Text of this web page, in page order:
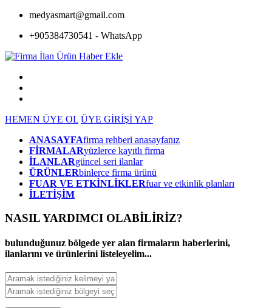
medyasmart@gmail.com
+905384730541 - WhatsApp
HEMEN ÜYE OL ÜYE GİRİŞİ YAP
ANASAYFAfirma rehberi anasayfanız
FİRMALARyüzlerce kayıtlı firma
İLANLARgüncel seri ilanlar
ÜRÜNLERbinlerce firma ürünü
FUAR VE ETKİNLİKLERfuar ve etkinlik planları
İLETİŞİM
NASIL YARDIMCI OLABİLİRİZ?
bulunduğunuz bölgede yer alan firmaların haberlerini,
ilanlarını ve ürünlerini listeleyelim...